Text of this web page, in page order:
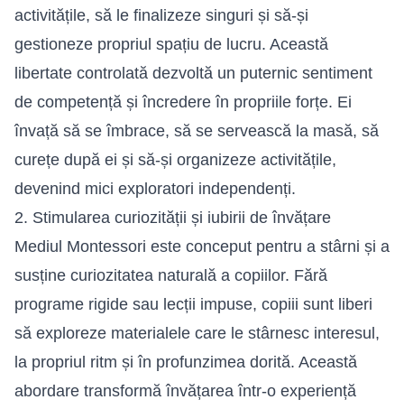
activitățile, să le finalizeze singuri și să-și
gestioneze propriul spațiu de lucru. Această
libertate controlată dezvoltă un puternic sentiment
de competență și încredere în propriile forțe. Ei
învață să se îmbrace, să se servească la masă, să
curețe după ei și să-și organizeze activitățile,
devenind mici exploratori independenți.
2. Stimularea curiozității și iubirii de învățare
Mediul Montessori este conceput pentru a stârni și a
susține curiozitatea naturală a copiilor. Fără
programe rigide sau lecții impuse, copiii sunt liberi
să exploreze materialele care le stârnesc interesul,
la propriul ritm și în profunzimea dorită. Această
abordare transformă învățarea într-o experiență